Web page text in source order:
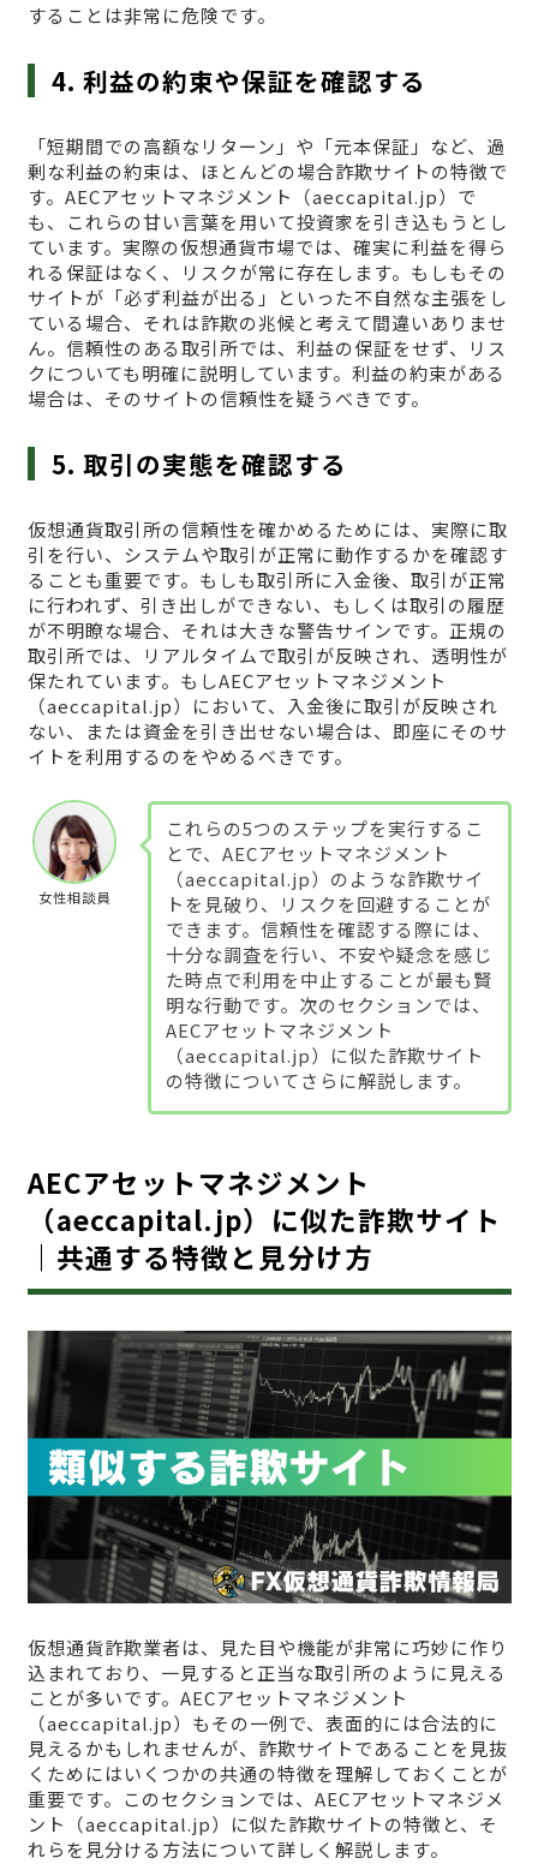
することは非常に危険です。
4. 利益の約束や保証を確認する
「短期間での高額なリターン」や「元本保証」など、過
剰な利益の約束は、ほとんどの場合詐欺サイトの特徴で
す。AECアセットマネジメント（aeccapital.jp）で
も、これらの甘い言葉を用いて投資家を引き込もうとし
ています。実際の仮想通貨市場では、確実に利益を得ら
れる保証はなく、リスクが常に存在します。もしもその
サイトが「必ず利益が出る」といった不自然な主張をし
ている場合、それは詐欺の兆候と考えて間違いありませ
ん。信頼性のある取引所では、利益の保証をせず、リス
クについても明確に説明しています。利益の約束がある
場合は、そのサイトの信頼性を疑うべきです。
5. 取引の実態を確認する
仮想通貨取引所の信頼性を確かめるためには、実際に取
引を行い、システムや取引が正常に動作するかを確認す
ることも重要です。もしも取引所に入金後、取引が正常
に行われず、引き出しができない、もしくは取引の履歴
が不明瞭な場合、それは大きな警告サインです。正規の
取引所では、リアルタイムで取引が反映され、透明性が
保たれています。もしAECアセットマネジメント
（aeccapital.jp）において、入金後に取引が反映され
ない、または資金を引き出せない場合は、即座にそのサ
イトを利用するのをやめるべきです。
女性相談員
これらの5つのステップを実行するこ
とで、AECアセットマネジメント
（aeccapital.jp）のような詐欺サイ
トを見破り、リスクを回避することが
できます。信頼性を確認する際には、
十分な調査を行い、不安や疑念を感じ
た時点で利用を中止することが最も賢
明な行動です。次のセクションでは、
AECアセットマネジメント
（aeccapital.jp）に似た詐欺サイト
の特徴についてさらに解説します。
AECアセットマネジメント
（aeccapital.jp）に似た詐欺サイト
｜共通する特徴と見分け方
仮想通貨詐欺業者は、見た目や機能が非常に巧妙に作り
込まれており、一見すると正当な取引所のように見える
ことが多いです。AECアセットマネジメント
（aeccapital.jp）もその一例で、表面的には合法的に
見えるかもしれませんが、詐欺サイトであることを見抜
くためにはいくつかの共通の特徴を理解しておくことが
重要です。このセクションでは、AECアセットマネジメ
ント（aeccapital.jp）に似た詐欺サイトの特徴と、そ
れらを見分ける方法について詳しく解説します。